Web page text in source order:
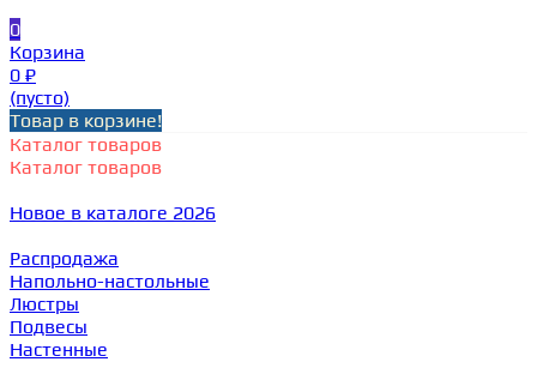
0
Корзина
0 ₽
(пусто)
Товар в корзине!
Каталог товаров
Каталог товаров
Новое в каталоге 2026
Распродажа
Напольно-настольные
Люстры
Подвесы
Настенные